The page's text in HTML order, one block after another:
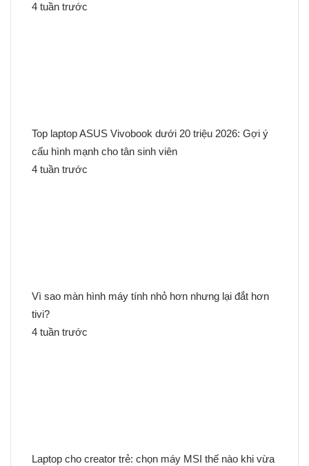
4 tuần trước
Top laptop ASUS Vivobook dưới 20 triệu 2026: Gợi ý
cấu hình mạnh cho tân sinh viên
4 tuần trước
Vì sao màn hình máy tính nhỏ hơn nhưng lại đắt hơn
tivi?
4 tuần trước
Laptop cho creator trẻ: chọn máy MSI thế nào khi vừa